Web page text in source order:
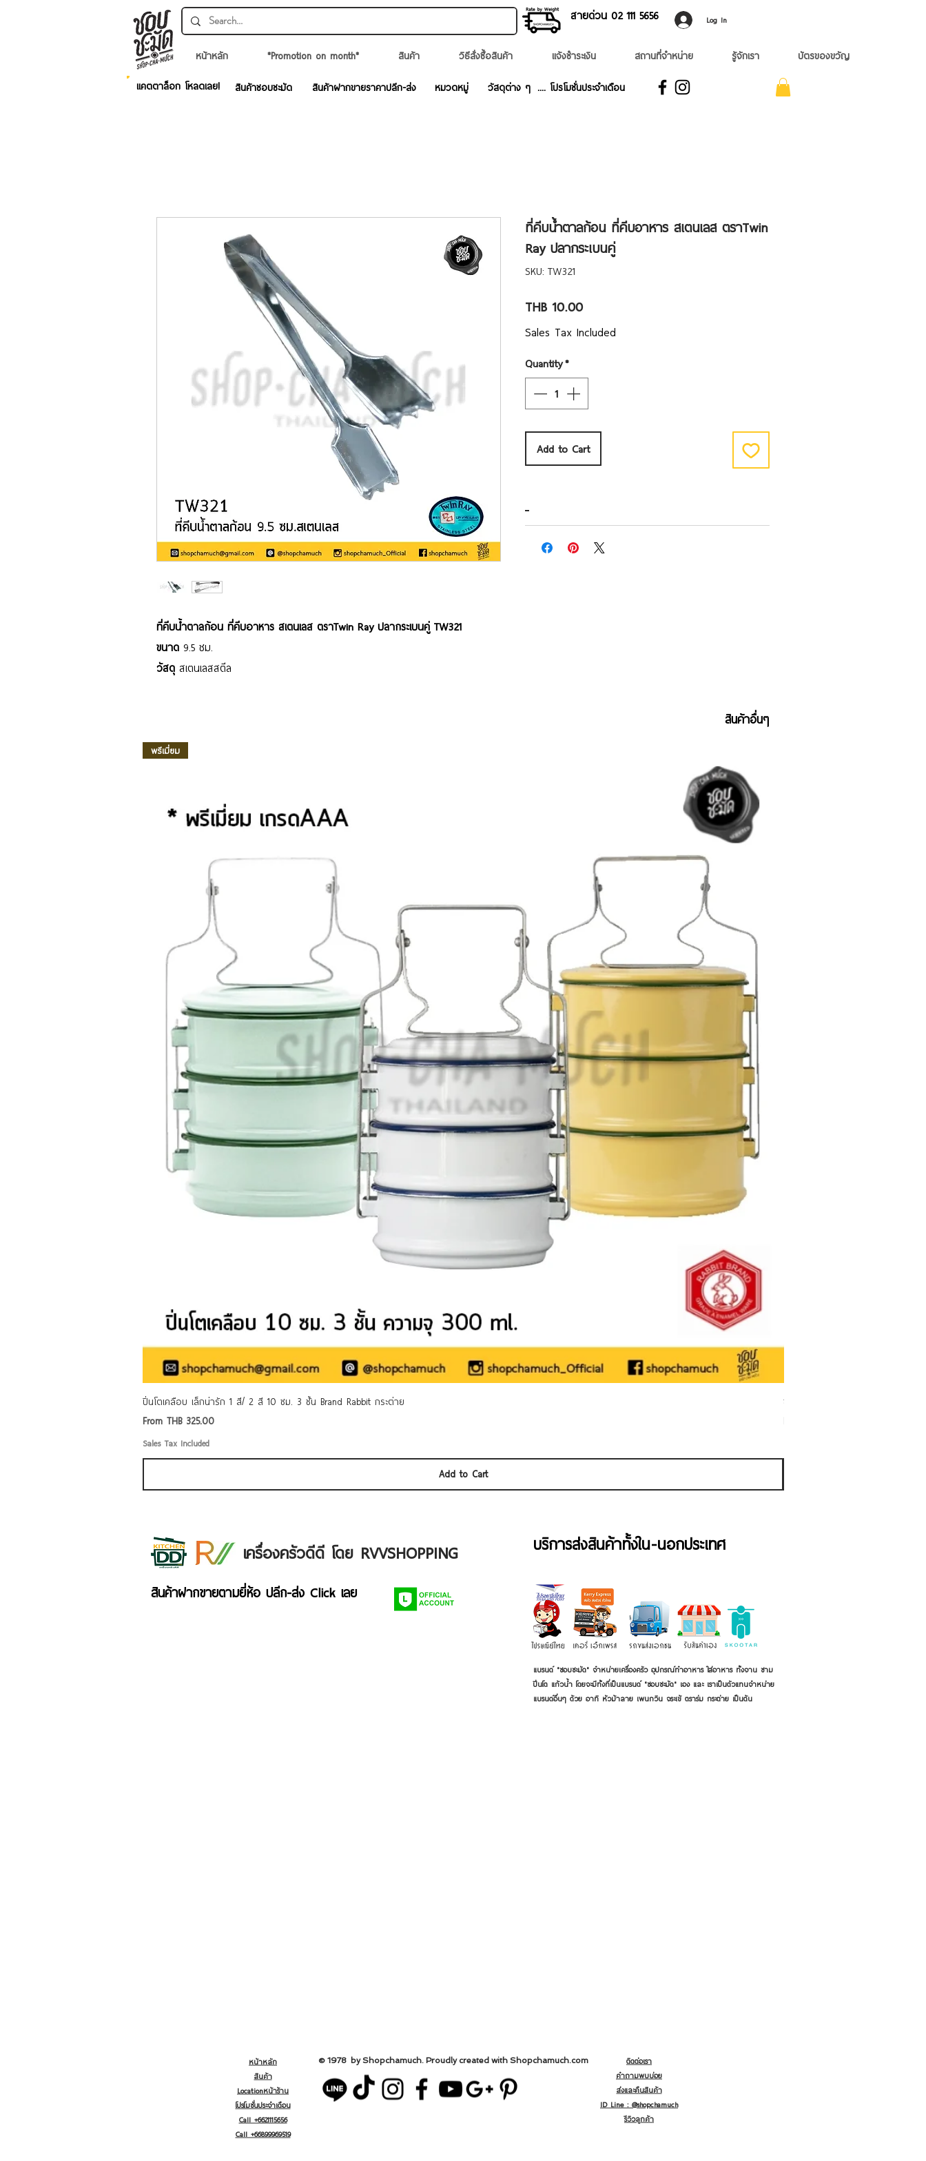
สายด่วน 02 ​111 5656 Log In
หน้าหลัก *Promotion on month* สินค้า วิธีสั่งซื้อสินค้า แจ้งชำระเงิน สถานที่จำหน่าย รู้จักเรา บัตรของขวัญ
สินค้าชอบชะมัด สินค้าฝากขายราคาปลีก-ส่ง หมวดหมู่ วัสดุต่าง ๆ .... โปรโมชั่นประจำเดือน
แคตตาล็อก โหลดเลย!
ที่คีบน้ำตาลก้อน ที่คีบอาหาร สเตนเลส ตราTwin Ray ปลากระเบนคู่ TW321
ขนาด 9.5 ซม.
วัสดุ สเตนเลสสตีล
ที่คีบน้ำตาลก้อน ที่คีบอาหาร สเตนเลส ตราTwin
Ray ปลากระเบนคู่
SKU: TW321
THB 10.00Price
Sales Tax Included
Quantity*
Add to Cart
สินค้าอื่นๆ
พรีเมี่ยม
ปิ่นโตเคลือบ เล็กน่ารัก 1 สี/ 2 สี 10 ซม. 3 ชั้น Brand Rabbit กระต่าย
From THB 325.00
Sale Price
Sales Tax Included
Add to Cart
ชามเคลือบ Enamel Food grade ล
เครื่องครัวดีดี โดย RVVSHOPPING
สินค้าฝากขายตามยี่ห้อ ปลีก-ส่ง Click เลย
บริการส่งสินค้าทั้งใน-นอกประเทศ
แบรนด์ "ชอบชะมัด" จำหน่ายเครื่องครัว อุปกรณ์ทำอาหาร ใส่อาหาร ทั้งจาน ชาม
ปิ่นโต แก้วน้ำ โดยจะมีทั้งที่เป็นแบรนด์ "ชอบชะมัด" เอง และ เราเป็นตัวแทนจำหน่าย
แบรนด์อื่นๆ ด้วย อาทิ หัวม้าลาย เพนกวิน จระเข้ ตราร่ม กระต่าย เป็นต้น
หน้าหลัก
สินค้า
Locationหน้าร้าน
โปรโมชั่นประจำเดือน
Call +6621115656
Call +66899969519
ติดต่อเรา
คำถามพบบ่อย
ส่งและคืนสินค้า
ID Line : @shopchamuch
รีวิวลูกค้า
© 1978 by Shopchamuch. Proudly created with Shopchamuch.com